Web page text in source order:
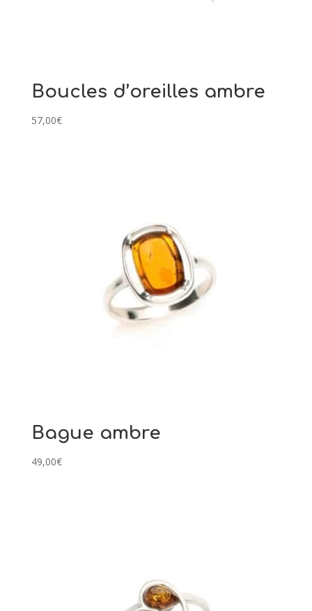
Boucles d’oreilles ambre
57,00€
Bague ambre
49,00€